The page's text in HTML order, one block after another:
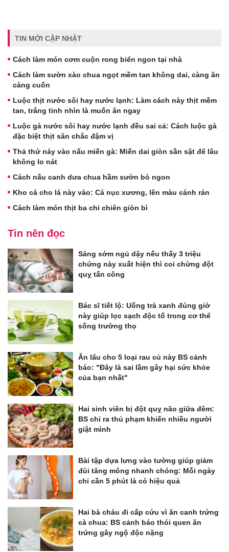
TIN MỚI CẬP NHẬT
Cách làm món cơm cuộn rong biển ngon tại nhà
Cách làm sườn xào chua ngọt mềm tan không dai, càng ăn
càng cuốn
Luộc thịt nước sôi hay nước lạnh: Làm cách này thịt mềm
tan, trắng tinh nhìn là muốn ăn ngay
Luộc gà nước sôi hay nước lạnh đều sai cả: Cách luộc gà
đặc biệt thịt săn chắc đậm vị
Thả thứ náy vào nấu miến gà: Miến dai giòn sần sật để lâu
không lo nát
Cách nấu canh dưa chua hầm sườn bò ngon
Kho cá cho lá này vào: Cá nục xương, lên màu cánh rán
Cách làm món thịt ba chỉ chiên giòn bì
Tin nên đọc
Sáng sớm ngủ dậy nếu thấy 3 triệu
chứng này xuất hiện thì coi chừng đột
quỵ tấn công
Bác sĩ tiết lộ: Uống trà xanh đúng giờ
này giúp lọc sạch độc tố trong cơ thể
sống trường thọ
Ăn lẩu cho 5 loại rau củ này BS cảnh
báo: "Đây là sai lầm gây hại sức khỏe
của bạn nhất"
Hai sinh viên bị đột quỵ não giữa đêm:
BS chỉ ra thủ phạm khiến nhiều người
giật mình
Bài tập dựa lưng vào tường giúp giảm
đùi tăng mông nhanh chóng: Mỗi ngày
chỉ cần 5 phút là có hiệu quả
Hai bà cháu đi cấp cứu vì ăn canh trứng
cà chua: BS cảnh báo thói quen ăn
trứng gây ngộ độc nặng